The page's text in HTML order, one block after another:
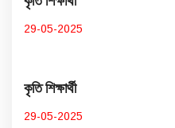
29-05-2025
কৃতি শিক্ষার্থী
29-05-2025